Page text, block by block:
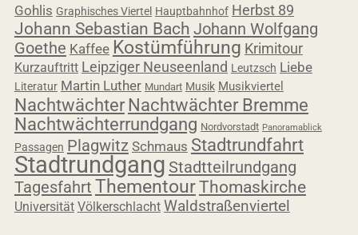
Gohlis Graphisches Viertel Hauptbahnhof Herbst 89
Johann Sebastian Bach Johann Wolfgang
Goethe Kaffee Kostümführung Krimitour
Kurzauftritt Leipziger Neuseenland Leutzsch Liebe
Literatur Martin Luther Mundart Musik Musikviertel
NachtwächterNachtwächter Bremme
Nachtwächterrundgang Nordvorstadt Panoramablick
Passagen Plagwitz Schmaus Stadtrundfahrt
Stadtrundgang Stadtteilrundgang
Tagesfahrt ThementourThomaskirche
Universität Völkerschlacht Waldstraßenviertel